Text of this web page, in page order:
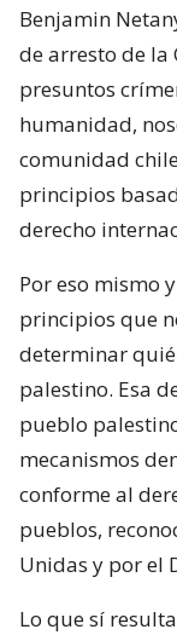
Benjamin
de arresto de la
presuntos
humanidad,
comunidad
principios
derecho
Por eso mismo
principios que
determinar
palestino. Esa
pueblo
mecanismos
conforme al
pueblos,
Unidas y por el
Lo que sí